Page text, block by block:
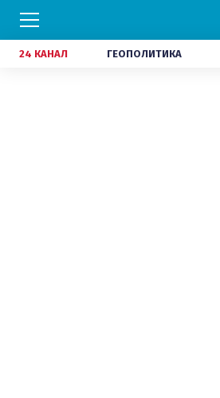
24 КАНАЛ ГЕОПОЛИТИКА